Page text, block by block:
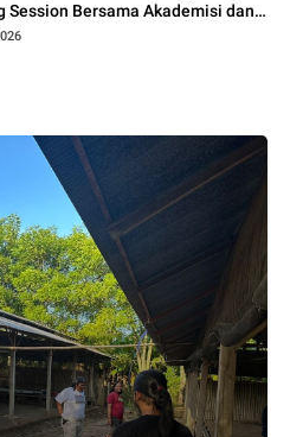
Session Bersama Akademisi dan